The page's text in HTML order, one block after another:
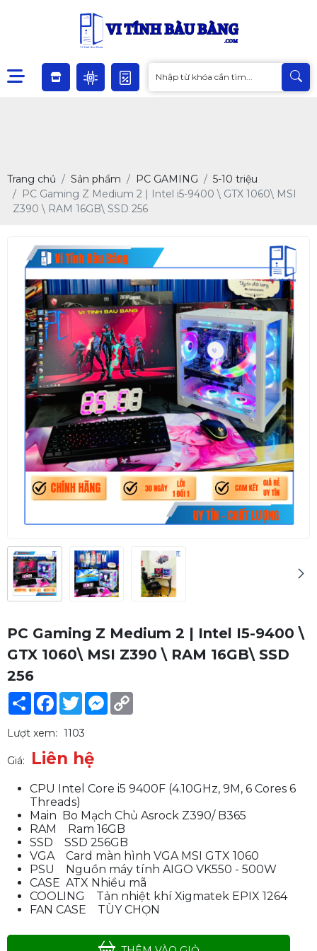
Trang chủ Sản phẩm PC GAMING
5-10 triệu
PC Gaming Z Medium 2 | Intel i5-9400 \ GTX 1060\ MSI
Z390 \ RAM 16GB\ SSD 256
PC Gaming Z Medium 2 | Intel I5-9400 \
GTX 1060\ MSI Z390 \ RAM 16GB\ SSD
256
Share Facebook
TwitterMessenger
Lượt xem: 1103
Giá: Liên hệ
CPU Intel Core i5 9400F (4.10GHz, 9M, 6 Cores 6
Threads)
Main Bo Mạch Chủ Asrock Z390/ B365
RAM Ram 16GB
SSD SSD 256GB
VGA Card màn hình VGA MSI GTX 1060
PSU Nguồn máy tính AIGO VK550 - 500W
CASE ATX Nhiều mã
COOLING Tản nhiệt khí Xigmatek EPIX 1264
FAN CASE TÙY CHỌN